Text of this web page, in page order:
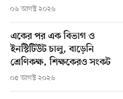
০৬ আগস্ট ২০২৬
একের পর এক বিভাগ ও
ইনস্টিটিউট চালু, বাড়েনি
শ্রেণিকক্ষ, শিক্ষকেরও সংকট
০৫ আগস্ট ২০২৬